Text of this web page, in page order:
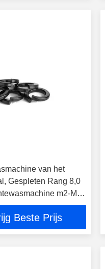
van het
Gespleten Rang 8,0
m2-M30
Beste Prijs